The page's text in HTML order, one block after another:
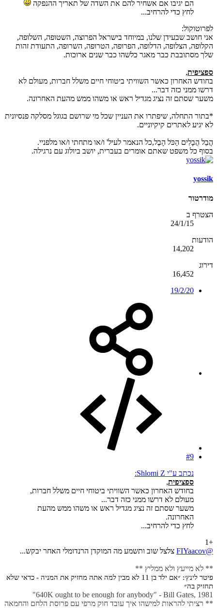
הם יגיבו אם אשחיר להם את השדה של תאריך ההנפקה
לחץ כדי להרחיב...
לפרוטוקול:
אני חושב שבעידן שלנו, במיוחד בישראל הפרוצה, השטופה, השלופה,
הקלופה, הצלופה, הדלופה, הפרופה, הטרופה, השרופה, התעודת זהות
שלך מסתובבת כבר מאגר כלשהו כבר שנים ארוכות.
ספציפית,
בחודש האחרון כאשר השוויתי ביטוחי חיים משלל חברות, מעולם לא
דרשו ממני כזה דבר...
משער שסתם זה נציג מגדיל ראש או משהו ממש מהעת האחרונה.
*בתור התחלה, שיפתרו את העניין שכל מי שרושם בגוגל מסלקה פנסיונית
לא יגיע לאתרים קיקיוניים.
הֲבֵל הֲבָלִים הַכֹּל הָבֶל,כל הנאמר לעיל' ו/או מתחתי ו/או מלפניי.
בסוף כל משפט שאתם אומרים בעברית, יושב ביולוג עם נרגילה.
yossik
מודרטור
הצטרף ב
24/1/15
הודעות
14,202
דירוג
16,452
19/2/20
#9
נכתב ע"י Shlomi Z:
ספציפית,
בחודש האחרון כאשר השוויתי ביטוחי חיים משלל חברות,
מעולם לא דרשו ממני כזה דבר...
משער שסתם זה נציג מגדיל ראש או משהו ממש מהעת
האחרונה.
לחץ כדי להרחיב...
+1
@FIYaacov
צלצל שוב ותשמע מה המוקדן הרנדומלי האחר יבקש...
** לא מייעץ ולא ממליץ **
פיטר לינץ׳: ״אם ילד בן 11 לא מבין למה אתה מחזיק את המניה - כדאי שלא
תחזיק בה״
640K ought to be enough for anybody" - Bill Gates, 1981"
** רציתי להראות למישהו איך עובד חוק מרפי עם פרוסת הלחם והחמאה